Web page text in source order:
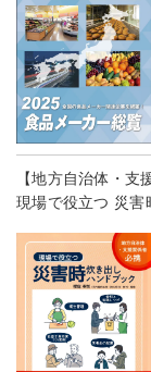
【地方自治体・支
現場で役立つ 災害